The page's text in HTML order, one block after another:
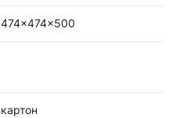
474x474x500
картон